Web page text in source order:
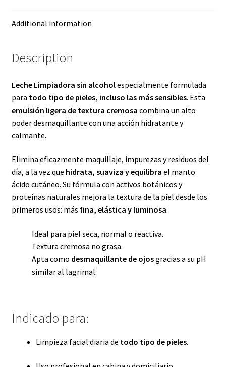
Additional information
Description
Leche Limpiadora sin alcoholespecialmente formulada
para todo tipo de pieles, incluso las más sensibles. Esta
emulsión ligera de textura cremosa combina un alto
poder desmaquillante con una acción hidratante y
calmante.
Elimina eficazmente maquillaje, impurezas y residuos del
día, a la vez que hidrata, suaviza y equilibra el manto
ácido cutáneo. Su fórmula con activos botánicos y
proteínas naturales mejora la textura de la piel desde los
primeros usos: más fina, elástica y luminosa.
Ideal para piel seca, normal o reactiva.
Textura cremosa no grasa.
Apta como desmaquillante de ojosgracias a su pH
similar al lagrimal.
Indicado para:
Limpieza facial diaria de todo tipo de pieles.